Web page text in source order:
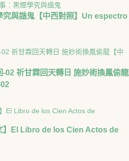
究與諧鬼【中西對照】Un espectro
-02 祈甘霖回天轉日 施妙術換鳳偷龍
】El Libro de los Cien Actos de